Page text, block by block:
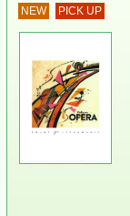
NEW PICK UP